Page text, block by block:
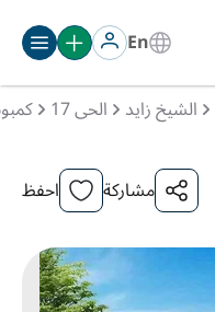
En
الشيخ زايد الحى 17
مشاركة احفظ